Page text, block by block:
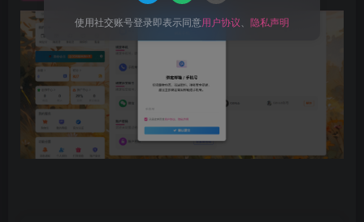
使用社交账号登录即表示同意用户协议 隐私声明